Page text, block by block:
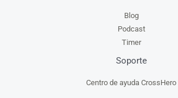
Blog
Podcast
Timer
Soporte
Centro de ayuda CrossHero